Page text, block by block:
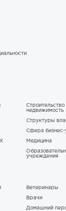
Строительство
недвижимость
Структуры
Сфера бизнес-
Медицина
учреждения
Ветеринары
Врачи
Домашний